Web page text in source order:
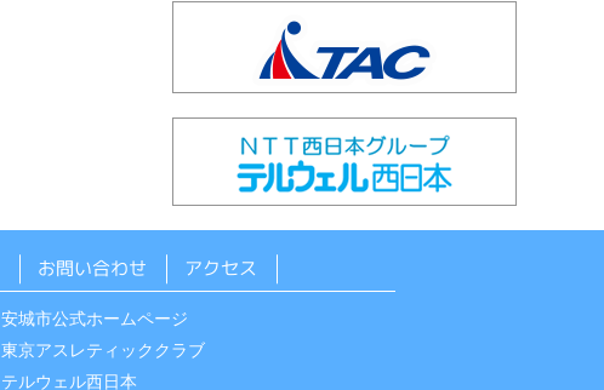
お問い合わせ アクセス
安城市公式ホームページ
東京アスレティッククラブ
テルウェル西日本